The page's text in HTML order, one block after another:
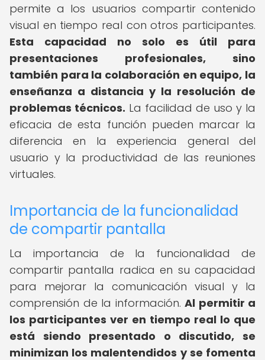
permite a los usuarios compartir contenido
visual en tiempo real con otros participantes.
Esta capacidad no solo es útil para
presentaciones profesionales, sino
también para la colaboración en equipo, la
enseñanza a distancia y la resolución de
problemas técnicos. La facilidad de uso y la
eficacia de esta función pueden marcar la
diferencia en la experiencia general del
usuario y la productividad de las reuniones
virtuales.
Importancia de la funcionalidad
de compartir pantalla
La importancia de la funcionalidad de
compartir pantalla radica en su capacidad
para mejorar la comunicación visual y la
comprensión de la información. Al permitir a
los participantes ver en tiempo real lo que
está siendo presentado o discutido, se
minimizan los malentendidos y se fomenta